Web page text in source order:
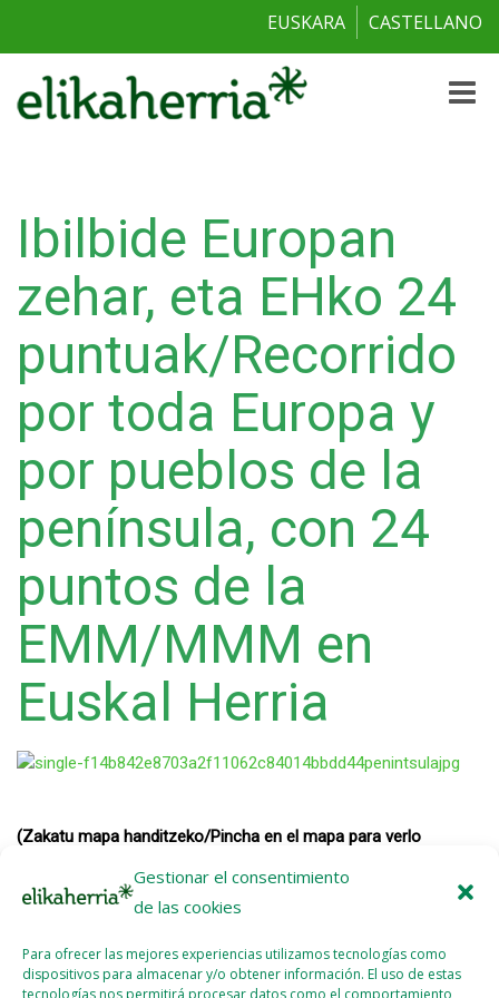
Gestionar el consentimiento
de las cookies
Para ofrecer las mejores experiencias utilizamos tecnologías como
dispositivos para almacenar y/o obtener información. El uso de estas
tecnologías nos permitirá procesar datos como el comportamiento
EUSKARA CASTELLANO
Toggle
Ibilbide Europan
zehar, eta EHko 24
puntuak/Recorrido
por toda Europa y
por pueblos de la
península, con 24
puntos de la
EMM/MMM en
Euskal Herria
(Zakatu mapa handitzeko/Pincha en el mapa para verlo
Izena ematea Lisboren Autobuseko/Inscripción para los
autobuses a Lisboa
Después de cruzar toda Europa y pasar por Euskal Herria, la
caravana seguirá hacia Galiza, y celebrará su final en Lisboa.